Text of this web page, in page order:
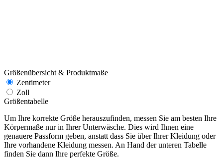
Größenübersicht & Produktmaße
Zentimeter
Zoll
Größentabelle
Um Ihre korrekte Größe herauszufinden, messen Sie am besten Ihre
Körpermaße nur in Ihrer Unterwäsche. Dies wird Ihnen eine
genauere Passform geben, anstatt dass Sie über Ihrer Kleidung oder
Ihre vorhandene Kleidung messen. An Hand der unteren Tabelle
finden Sie dann Ihre perfekte Größe.